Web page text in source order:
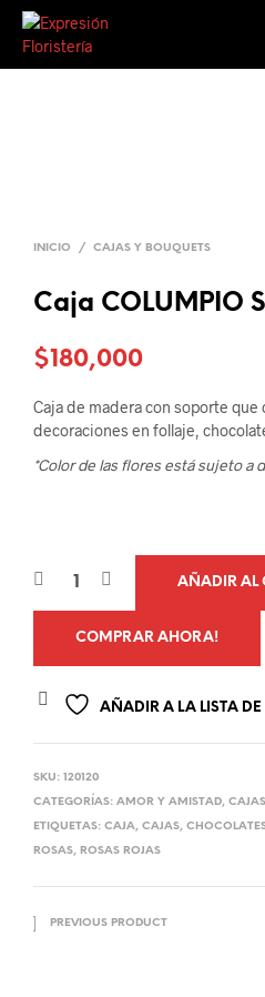
INICIO / CAJAS Y BOUQUETS
Caja COLUMPIO
$180,000
Caja de madera con soporte que
decoraciones en follaje,
*Color de las flores está sujeto a
AÑADIR AL
COMPRAR AHORA!
AÑADIR A LA LISTA DE
SKU: 120120
CATEGORÍAS: AMOR Y AMISTAD,
ETIQUETAS: CAJA, CAJAS,
ROSAS, ROSAS ROJAS
PREVIOUS PRODUCT